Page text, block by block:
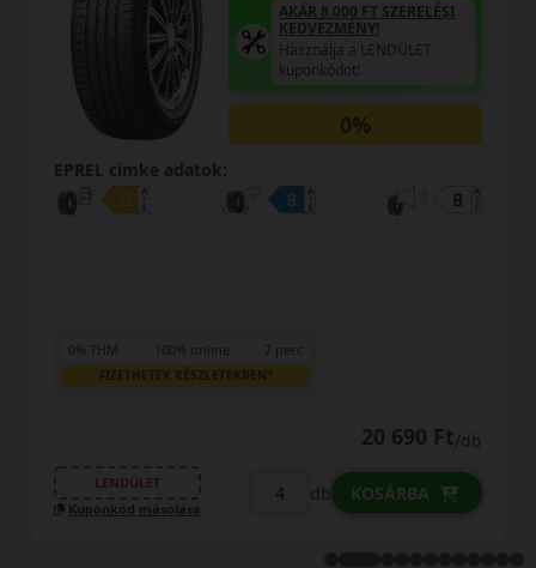
AKÁR 8.000 FT SZERELÉSI
KEDVEZMÉNY!
Használja a LENDÜLET
kuponkódot!
EPREL cimke adatok:
0% THM 100% online 7 perc
FIZETHETEK RÉSZLETEKBEN?
21 290 Ft
LENDÜLET
Kuponkód másolása
db KOSÁRBA